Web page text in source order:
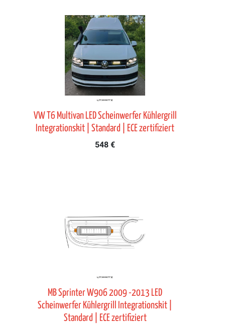
VW T6 Multivan LED Scheinwerfer Kühlergrill
Integrationskit | Standard | ECE zertifiziert
548 €
MB Sprinter W906 2009 -2013 LED
Scheinwerfer Kühlergrill Integrationskit |
Standard | ECE zertifiziert